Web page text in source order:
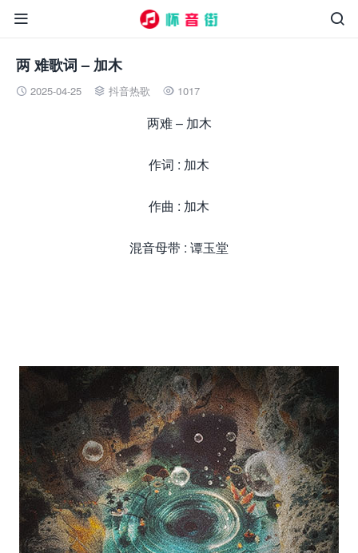


两 难歌词 – 加木
 2025-04-25  抖音热歌  1017
两难 – 加木
作词 : 加木
作曲 : 加木
混音母带 : 谭玉堂